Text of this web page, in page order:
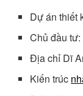
Dự án thiết
Chủ đầu
Địa chỉ Dĩ
Kiến trúc